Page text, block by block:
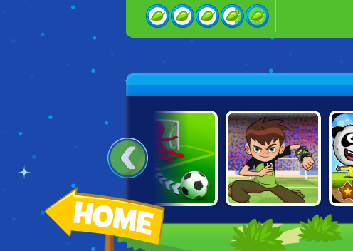
BEN 10: PENALTY
POWER
SUPER GOAL
10 SHOT SOCCER